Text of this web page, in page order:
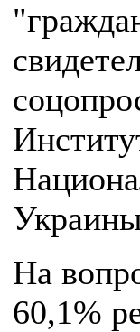
На
60,1%